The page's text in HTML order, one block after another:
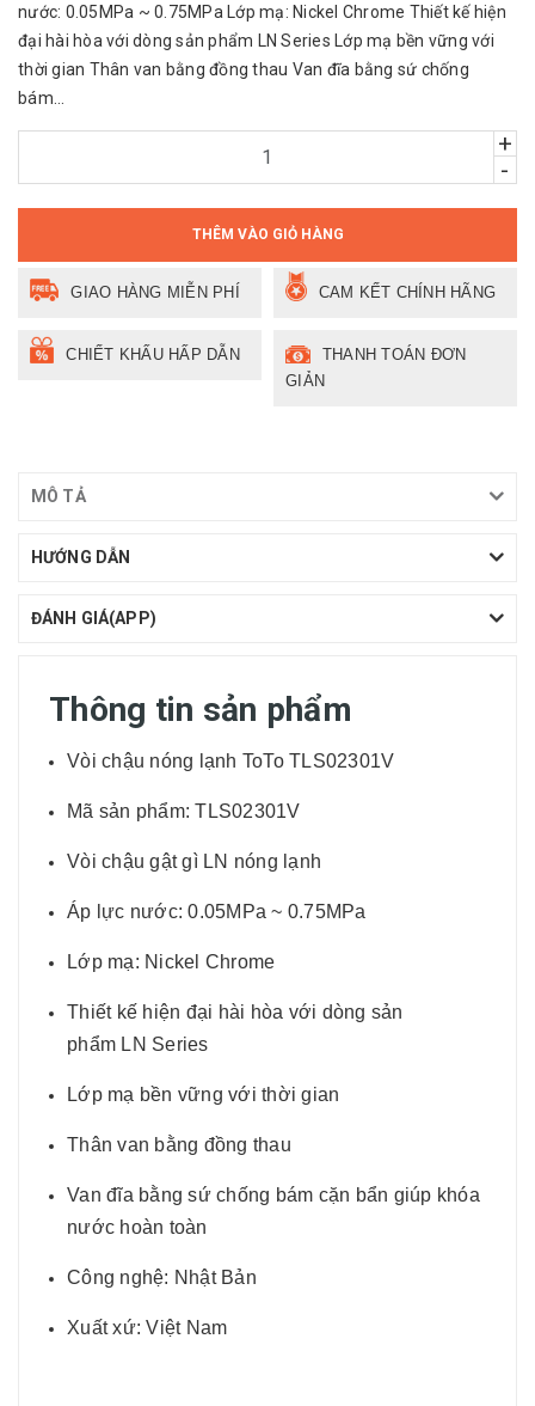
nước: 0.05MPa ~ 0.75MPa Lớp mạ: Nickel Chrome Thiết kế hiện
đại hài hòa với dòng sản phẩm LN Series Lớp mạ bền vững với
thời gian Thân van bằng đồng thau Van đĩa bằng sứ chống
bám...
+
-
THÊM VÀO GIỎ HÀNG
GIAO HÀNG MIỄN PHÍ CAM KẾT CHÍNH HÃNG
CHIẾT KHẤU HẤP DẪN
THANH TOÁN ĐƠN
GIẢN
MÔ TẢ
HƯỚNG DẪN
ĐÁNH GIÁ(APP)
Thông tin sản phẩm
Vòi chậu nóng lạnh ToTo TLS02301V
Mã sản phẩm: TLS02301V
Vòi chậu gật gì LN nóng lạnh
Áp lực nước: 0.05MPa ~ 0.75MPa
Lớp mạ: Nickel Chrome
Thiết kế hiện đại hài hòa với dòng sản
phẩm LN Series
Lớp mạ bền vững với thời gian
Thân van bằng đồng thau
Van đĩa bằng sứ chống bám cặn bẩn giúp khóa
nước hoàn toàn
Công nghệ: Nhật Bản
Xuất xứ: Việt Nam